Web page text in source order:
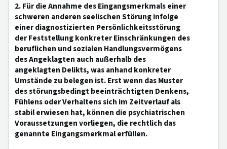
2. Für die Annahme des Eingangsmerkmals einer
schweren anderen seelischen Störung infolge
einer diagnostizierten Persönlichkeitsstörung
der Feststellung konkreter Einschränkungen des
beruflichen und sozialen Handlungsvermögens
des Angeklagten auch außerhalb des
angeklagten Delikts, was anhand konkreter
Umstände zu belegen ist. Erst wenn das Muster
des störungsbedingt beeinträchtigten Denkens,
Fühlens oder Verhaltens sich im Zeitverlauf als
stabil erwiesen hat, können die psychiatrischen
Voraussetzungen vorliegen, die rechtlich das
genannte Eingangsmerkmal erfüllen.